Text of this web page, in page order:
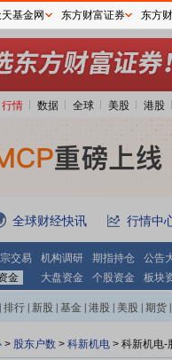
行情 数据 全球 美股 港股
全球财经快讯 行情中
交易 机构调研 期指持仓
公告
金 大盘资金 个股资金 板块
排行 新股 基金 港股 美股 期货
> 股东户数 > 科新机电 > 科新机电-
天基金网 东方财富证券 东方